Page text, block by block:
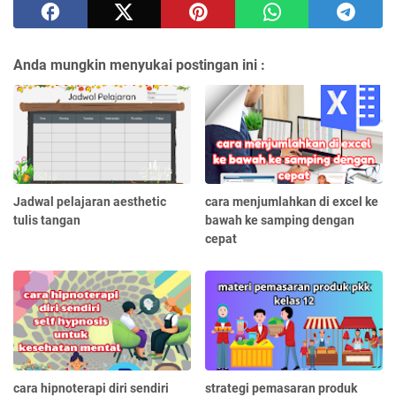
Anda mungkin menyukai postingan ini :
Jadwal pelajaran aesthetic
tulis tangan
cara menjumlahkan di excel ke
bawah ke samping dengan
cepat
cara hipnoterapi diri sendiri
strategi pemasaran produk